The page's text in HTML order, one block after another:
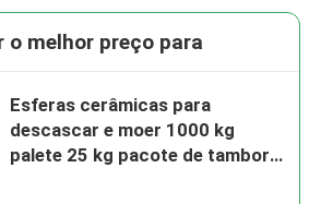
o melhor preço para
Esferas cerâmicas para
descascar e moer 1000 kg
palete 25 kg pacote de tambor